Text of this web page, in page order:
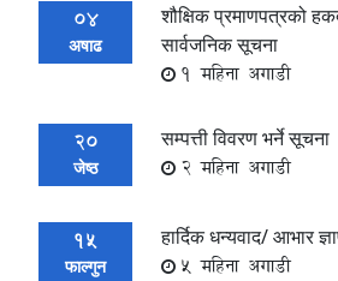
04
अषाढ
शौक्षिक प्रमाणपत्रको
सार्वजनिक सूचना
1 महिना अगाडी
20
जेष्ठ
सम्पत्ती विवरण भर्ने सूचना
2 महिना अगाडी
15
फाल्गुन
हार्दिक धन्यवाद/ आभार
5 महिना अगाडी